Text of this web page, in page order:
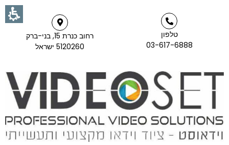
טלפון
03-617-6888
רחוב כנרת 15, בני-ברק
5120260 ישראל